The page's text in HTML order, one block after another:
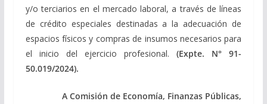
y/o terciarios en el mercado laboral, a través de líneas
de crédito especiales destinadas a la adecuación de
espacios físicos y compras de insumos necesarios para
el inicio del ejercicio profesional.(Expte. N° 91-
50.019/2024).
A Comisión de Economía, Finanzas Públicas,